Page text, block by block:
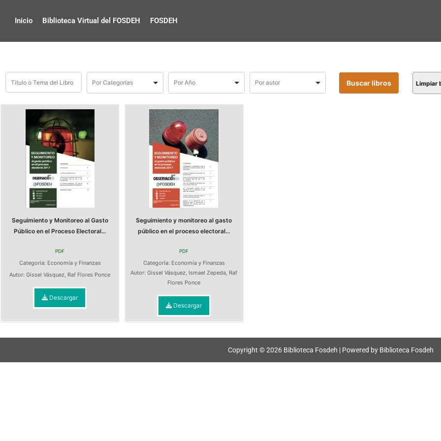
Inicio Biblioteca Virtual del FOSDEH FOSDEH
Limpiar
Seguimiento y Monitoreo al Gasto
Público en el Proceso Electoral...
PDF
Categoría: Economía y Finanzas
Autor:Gissel Vásquez, Raf Flores Ponce
Descargar
Seguimiento y monitoreo al gasto
público en el proceso electoral...
PDF
Categoría: Economía y Finanzas
Autor:Gissel Vásquez, Ismael Zepeda, Raf
Flores Ponce
Descargar
Copyright © 2026 Biblioteca Fosdeh | Powered by Biblioteca Fosdeh